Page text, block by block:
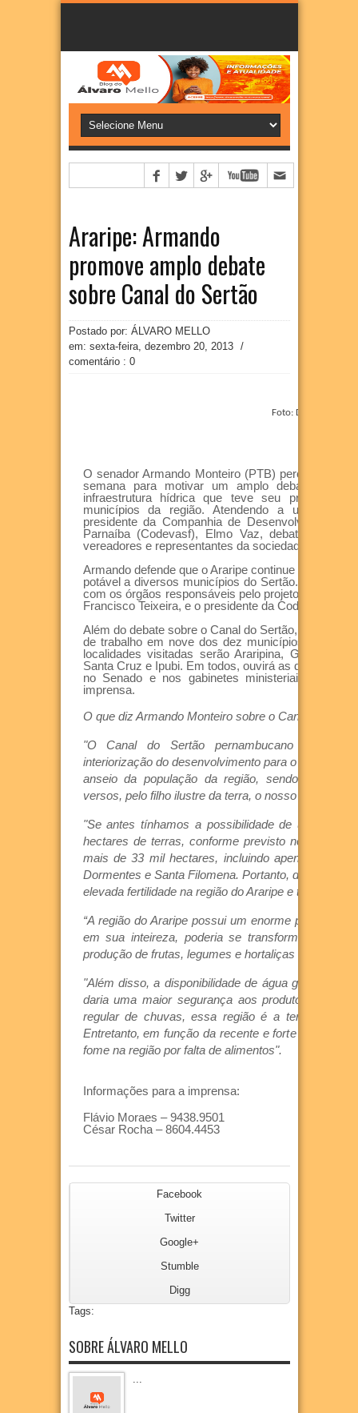
Araripe: Armando
promove amplo debate
sobre Canal do Sertão
Postado por: ÁLVARO MELLO
em: sexta-feira, dezembro 20, 2013
/
comentário : 0
Foto: Divulgação
O senador Armando Monteiro (PTB) percorre todo
semana para motivar um amplo debate
infraestrutura hídrica que teve seu projeto
municípios da região. Atendendo a um
presidente da Companhia de Desenvolvimento
Parnaíba (Codevasf), Elmo Vaz, debaterá o
vereadores e representantes da sociedade civil,
Armando defende que o Araripe continue a ser
potável a diversos municípios do Sertão. Para
com os órgãos responsáveis pelo projeto, incluindo
Francisco Teixeira, e o presidente da Codevasf,
Além do debate sobre o Canal do Sertão, em
de trabalho em nove dos dez municípios do
localidades visitadas serão Araripina, Granito,
Santa Cruz e Ipubi. Em todos, ouvirá as demandas
no Senado e nos gabinetes ministeriais, em
imprensa.
O que diz Armando Monteiro sobre o Canal do
"O Canal do Sertão pernambucano
interiorização do desenvolvimento para o Sertão do
anseio da população da região, sendo
versos, pelo filho ilustre da terra, o nosso saudoso
"Se antes tínhamos a possibilidade de uma
hectares de terras, conforme previsto no PAC 2,
mais de 33 mil hectares, incluindo apenas os
Dormentes e Santa Filomena. Portanto, deixando
elevada fertilidade na região do Araripe e também
“A região do Araripe possui um enorme potencial
em sua inteireza, poderia se transformar em
produção de frutas, legumes e hortaliças e cana-de-
"Além disso, a disponibilidade de água garantiria
daria uma maior segurança aos produtores.
regular de chuvas, essa região é a terceira de
Entretanto, em função da recente e forte
fome na região por falta de alimentos".
Informações para a imprensa:
Flávio Moraes – 9438.9501
César Rocha – 8604.4453
Facebook
Twitter
Google+
Stumble
Digg
Tags:
SOBRE ÁLVARO MELLO
...